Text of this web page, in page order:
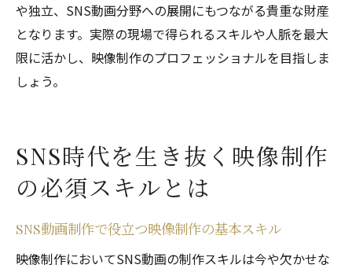
や独立、SNS動画分野への展開にもつながる貴重な財産
となります。実際の現場で得られるスキルや人脈を最大
限に活かし、映像制作のプロフェッショナルを目指しま
しょう。
SNS時代を生き抜く映像制作
の必須スキルとは
SNS動画制作で役立つ映像制作の基本スキル
映像制作においてSNS動画の制作スキルは今や欠かせな